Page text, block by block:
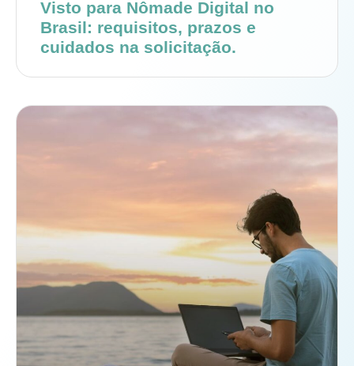
Visto para Nômade Digital no
Brasil: requisitos, prazos e
cuidados na solicitação.